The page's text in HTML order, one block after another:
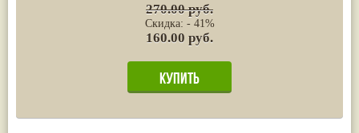
270.00 руб.
Скидка: - 41%
160.00 руб.